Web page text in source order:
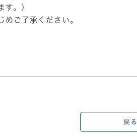
す。）
ご了承ください。
戻る